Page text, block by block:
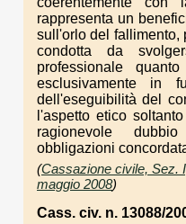
rappresenta un
sull'orlo del fallimento,
condotta da
professionale
esclusivamente in
dell'eseguibilità del
l'aspetto etico
ragionevole
obbligazioni
(Cassazione civile, Sez.
maggio 2008)
Cass. civ. n. 13088/